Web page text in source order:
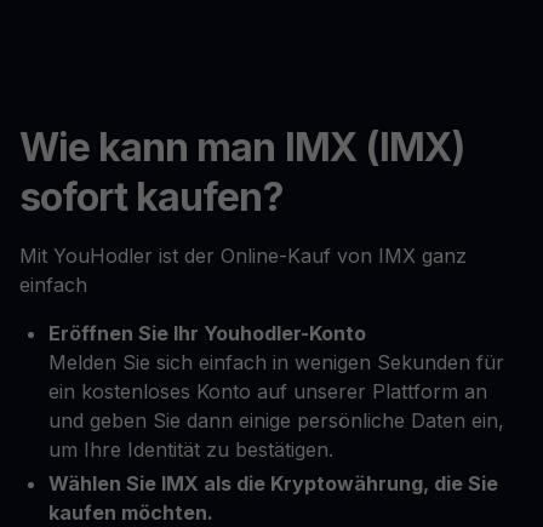
Wie kann man IMX (IMX)
sofort kaufen?
Mit YouHodler ist der Online-Kauf von IMX ganz
einfach
Eröffnen Sie Ihr Youhodler-Konto
Melden Sie sich einfach in wenigen Sekunden für
ein kostenloses Konto auf unserer Plattform an
und geben Sie dann einige persönliche Daten ein,
um Ihre Identität zu bestätigen.
Wählen Sie IMX als die Kryptowährung, die Sie
kaufen möchten.